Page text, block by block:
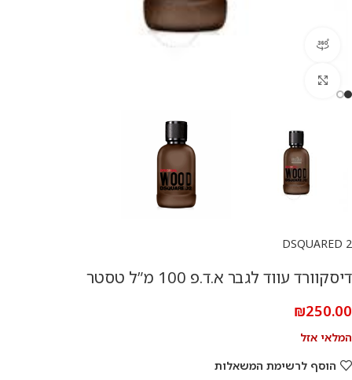
DSQUARED 2
דיסקוורד עווד לגבר א.ד.פ 100 מ”ל טסטר
₪250.00
המלאי אזל
הוסף לרשימת המשאלות